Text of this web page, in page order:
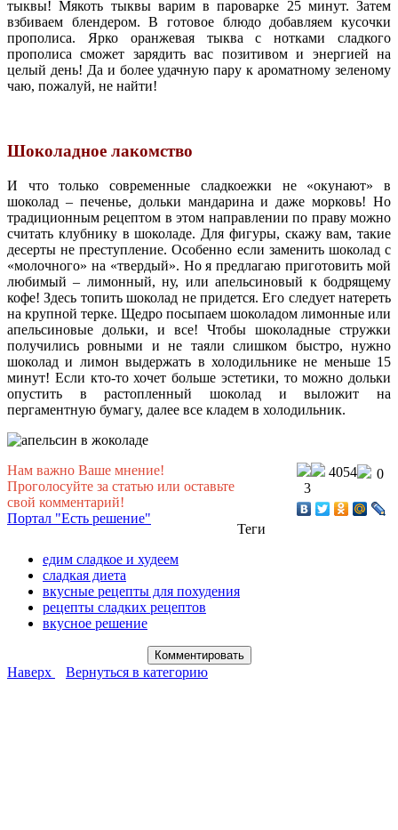
тыквы! Мякоть тыквы варим в пароварке 25 минут. Затем
взбиваем блендером. В готовое блюдо добавляем кусочки
прополиса. Ярко оранжевая тыква с нотками сладкого
прополиса сможет зарядить вас позитивом и энергией на
целый день! Да и более удачную пару к ароматному зеленому
чаю, пожалуй, не найти!
Шоколадное лакомство
И что только современные сладкоежки не «окунают» в
шоколад – печенье, дольки мандарина и даже морковь! Но
традиционным рецептом в этом направлении по праву можно
считать клубнику в шоколаде. Для фигуры, скажу вам, такие
десерты не преступление. Особенно если заменить шоколад с
«молочного» на «твердый». Но я предлагаю приготовить мой
любимый – лимонный, ну, или апельсиновый к бодрящему
кофе! Здесь топить шоколад не придется. Его следует натереть
на крупной терке. Щедро посыпаем шоколадом лимонные или
апельсиновые дольки, и все! Чтобы шоколадные стружки
получились ровными и не таяли слишком быстро, нужно
шоколад и лимон выдержать в холодильнике не меньше 15
минут! Если кто-то хочет больше эстетики, то можно дольки
опустить в растопленный шоколад и выложит на
пергаментную бумагу, далее все кладем в холодильник.
Нам важно Ваше мнение!
Проголосуйте за статью или оставьте
свой комментарий!
Портал "Есть решение"
0
4054
3
Теги
едим сладкое и худеем
сладкая диета
вкусные рецепты для похудения
рецепты сладких рецептов
вкусное решение
Наверх Вернуться в категорию